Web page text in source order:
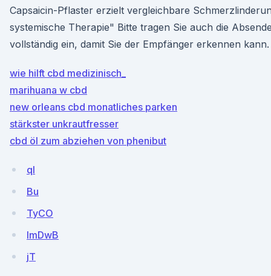
Capsaicin-Pflaster erzielt vergleichbare
systemische Therapie" Bitte tragen Sie auch die
vollständig ein, damit Sie der Empfänger erkennen kann.
wie hilft cbd medizinisch_
marihuana w cbd
new orleans cbd monatliches parken
stärkster unkrautfresser
cbd öl zum abziehen von phenibut
ql
Bu
TyCO
lmDwB
jT